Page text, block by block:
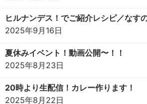
ヒルナンデス！でご紹介レシピ／なす
2025年9月16日
夏休みイベント！動画公開〜！！
2025年8月23日
20時より生配信！カレー作ります！
2025年8月22日